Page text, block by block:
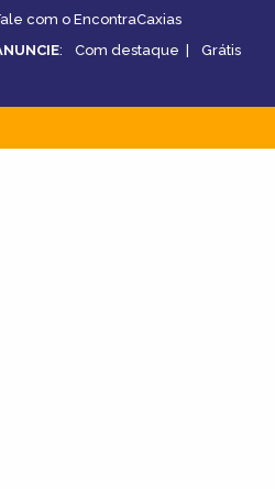
com o EncontraCaxias
: Com destaque | Grátis